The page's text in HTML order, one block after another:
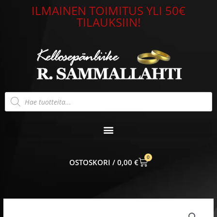
ILMAINEN TOIMITUS YLI 50€
TILAUKSIIN!
Products
search
0,00 €
0
CART